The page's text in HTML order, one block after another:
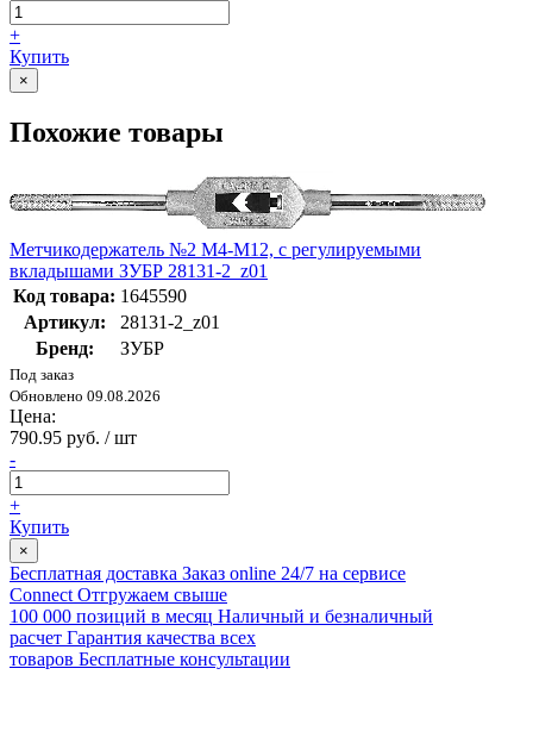
+
Купить
×
Похожие товары
Метчикодержатель №2 М4-М12, с регулируемыми
вкладышами ЗУБР 28131-2_z01
Код товара: 1645590
Артикул:
28131-2_z01
Бренд:
ЗУБР
Под заказ
Обновлено 09.08.2026
Цена:
790.95 руб. / шт
-
+
Купить
×
Бесплатная доставка Заказ online 24/7 на сервисе
Connect Отгружаем свыше
100 000 позиций в месяц Наличный и безналичный
расчет Гарантия качества всех
товаров Бесплатные консультации